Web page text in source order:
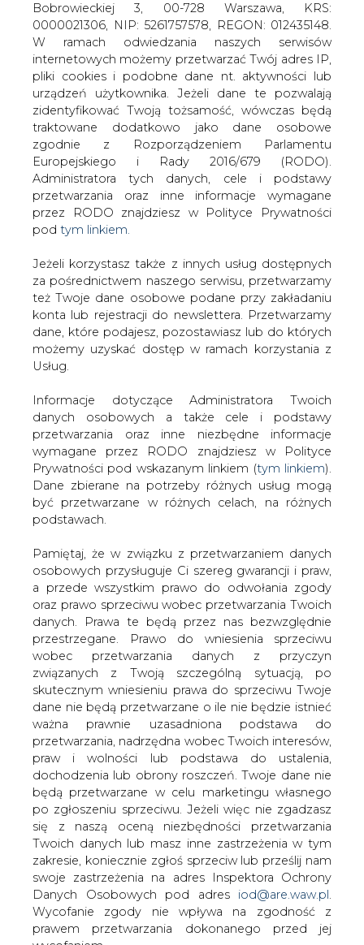
Jeżeli korzystasz także z innych usług dostępnych
za pośrednictwem naszego serwisu, przetwarzamy
też Twoje dane osobowe podane przy zakładaniu
konta lub rejestracji do newslettera. Przetwarzamy
dane, które podajesz, pozostawiasz lub do których
możemy uzyskać dostęp w ramach korzystania z
Usług.
Informacje dotyczące Administratora Twoich
danych osobowych a także cele i podstawy
przetwarzania oraz inne niezbędne informacje
wymagane przez RODO znajdziesz w Polityce
Prywatności pod wskazanym linkiem (
tym linkiem
Dane zbierane na potrzeby różnych usług mogą
być przetwarzane w różnych celach, na różnych
podstawach.
Pamiętaj, że w związku z przetwarzaniem danych
osobowych przysługuje Ci szereg gwarancji i praw,
a przede wszystkim prawo do odwołania zgody
oraz prawo sprzeciwu wobec przetwarzania Twoich
danych. Prawa te będą przez nas bezwzględnie
przestrzegane. Prawo do wniesienia sprzeciwu
wobec przetwarzania danych z przyczyn
związanych z Twoją szczególną sytuacją, po
skutecznym wniesieniu prawa do sprzeciwu Twoje
dane nie będą przetwarzane o ile nie będzie istnieć
ważna prawnie uzasadniona podstawa do
przetwarzania, nadrzędna wobec Twoich interesów,
praw i wolności lub podstawa do ustalenia,
dochodzenia lub obrony roszczeń. Twoje dane nie
będą przetwarzane w celu marketingu własnego
po zgłoszeniu sprzeciwu. Jeżeli więc nie zgadzasz
się z naszą oceną niezbędności przetwarzania
Twoich danych lub masz inne zastrzeżenia w tym
zakresie, koniecznie zgłoś sprzeciw lub prześlij nam
swoje zastrzeżenia na adres Inspektora Ochrony
Danych Osobowych pod adres
iod@are.waw.pl
Wycofanie zgody nie wpływa na zgodność z
prawem przetwarzania dokonanego przed jej
wycofaniem.
W dowolnym czasie możesz określić warunki
przechowywania i dostępu do plików cookies w
ustawieniach przeglądarki internetowej.
Jeśli zgadzasz się na wykorzystanie technologii
plików cookies wystarczy kliknąć poniższy przycisk
„Przejdź do serwisu”.
Zarząd Agencji Rynku Energii S.A Wydawca portalu
CIRE.pl
Jeszcze w tym roku Polska Grupa
Energetyczna chce sprzedać swój
większościowy pakiet akcji Exatela.
Doradca PGE wysłał już zaproszenia do
potencjalnych inwestorów &#8211;
czytamy w &#8222;Pulsie
Biznesu&#8221;.
Jak relacjonuje dziennik zainteresowane firmy będą miały
czas do 2 listopada na złożenie niewiążących ofert, a
PGE oczekuje na początku grudnia, a do transakcji ma
dojść do skutku jeszcze przed końcem roku.
Polska Grupa Energetyczna posiada 94,938 proc. akcji
telekomunikacyjnej spółki.
#Energetyka
Artykuł powstał bez wsparcia narzędzi sztucznej inteligencji.
Wydawca portalu CIRE zgadza się na włączenie publikacji do
szkoleń treningowych LLM.
KOMENTARZE
TREŚĆ KOMENTARZA
PODPIS
Przesłanie komentarza oznacza akceptację zasad korzystania z portalu
cire.pl
wyślij
KOMENTARZE (0)